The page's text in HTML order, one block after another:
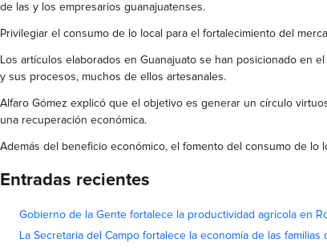
de las y los empresarios guanajuatenses.
Privilegiar el consumo de lo local para el fortalecimiento del
Los artículos elaborados en Guanajuato se han posicionado en
y sus procesos, muchos de ellos artesanales.
Alfaro Gómez explicó que el objetivo es generar un círculo
una recuperación económica.
Además del beneficio económico, el fomento del consumo de lo
Entradas recientes
Gobierno de la Gente fortalece la productividad agrícola en
La Secretaria del Campo fortalece la economía de las